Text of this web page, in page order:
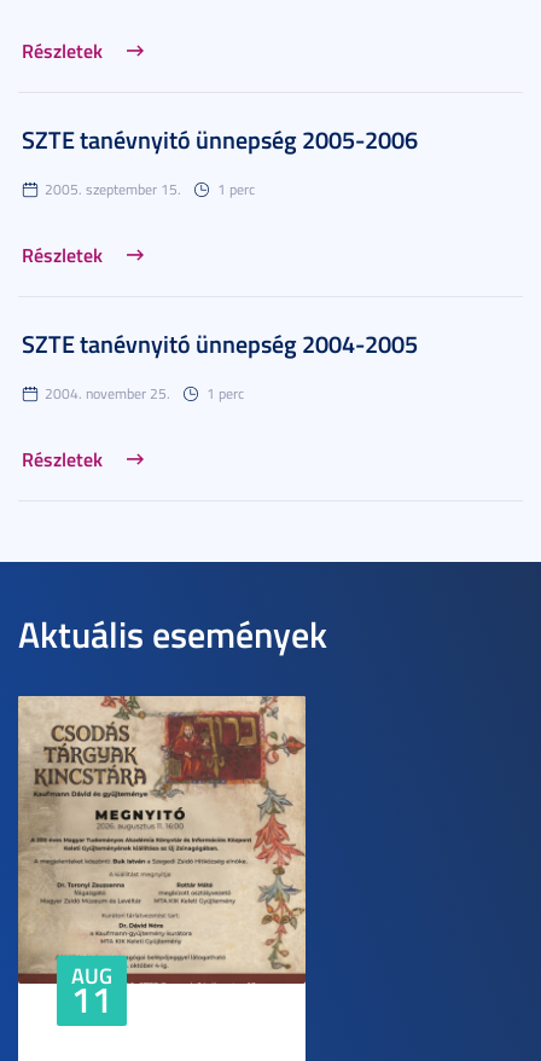
Részletek
SZTE tanévnyitó ünnepség 2005-2006
2005. szeptember 15. 1 perc
Részletek
SZTE tanévnyitó ünnepség 2004-2005
2004. november 25. 1 perc
Részletek
Aktuális események
AUG
11